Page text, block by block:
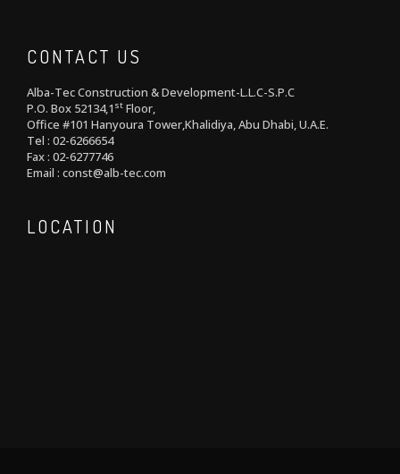
CONTACT US
Alba-Tec Construction & Development-L.L.C-S.P.C
P.O. Box 52134,1 st Floor,
Office #101 Hanyoura Tower,Khalidiya, Abu Dhabi, U.A.E.
Tel : 02-6266654
Fax : 02-6277746
Email : const@alb-tec.com
LOCATION